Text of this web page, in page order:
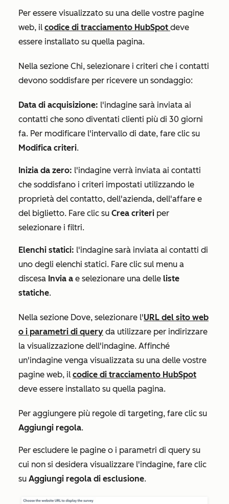
Per essere visualizzato su una delle vostre pagine
web, il codice di tracciamento HubSpot deve
essere installato su quella pagina.
Nella sezione Chi, selezionare i criteri che i contatti
devono soddisfare per ricevere un sondaggio:
Data di acquisizione: l'indagine sarà inviata ai
contatti che sono diventati clienti più di 30 giorni
fa. Per modificare l'intervallo di date, fare clic su
Modifica criteri.
Inizia da zero: l'indagine verrà inviata ai contatti
che soddisfano i criteri impostati utilizzando le
proprietà del contatto, dell'azienda, dell'affare e
del biglietto. Fare clic su Crea criteri per
selezionare i filtri.
Elenchi statici: l'indagine sarà inviata ai contatti di
uno degli elenchi statici. Fare clic sul menu a
discesa Invia a e selezionare una delle liste
statiche.
Nella sezione Dove, selezionare l'URL del sito web
o i parametri di query da utilizzare per indirizzare
la visualizzazione dell'indagine. Affinché
un'indagine venga visualizzata su una delle vostre
pagine web, il codice di tracciamento HubSpot
deve essere installato su quella pagina.
Per aggiungere più regole di targeting, fare clic su
Aggiungi regola.
Per escludere le pagine o i parametri di query su
cui non si desidera visualizzare l'indagine, fare clic
su Aggiungi regola di esclusione.